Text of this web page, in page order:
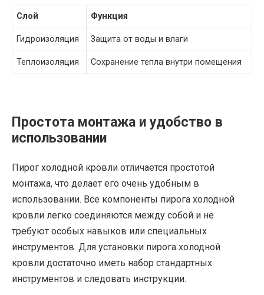
Слой Функция
Гидроизоляция Защита от воды и влаги
Теплоизоляция Сохранение тепла внутри помещения
Простота монтажа и удобство в
использовании
Пирог холодной кровли отличается простотой
монтажа, что делает его очень удобным в
использовании. Все компоненты пирога холодной
кровли легко соединяются между собой и не
требуют особых навыков или специальных
инструментов. Для установки пирога холодной
кровли достаточно иметь набор стандартных
инструментов и следовать инструкции.